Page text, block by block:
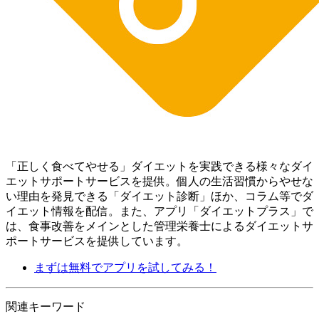
「正しく食べてやせる」ダイエットを実践できる様々なダイ
エットサポートサービスを提供。個人の生活習慣からやせな
い理由を発見できる「ダイエット診断」ほか、コラム等でダ
イエット情報を配信。 また、アプリ「ダイエットプラス」で
は、食事改善をメインとした管理栄養士によるダイエットサ
ポートサービスを提供しています。
まずは無料でアプリを試してみる！
関連キーワード